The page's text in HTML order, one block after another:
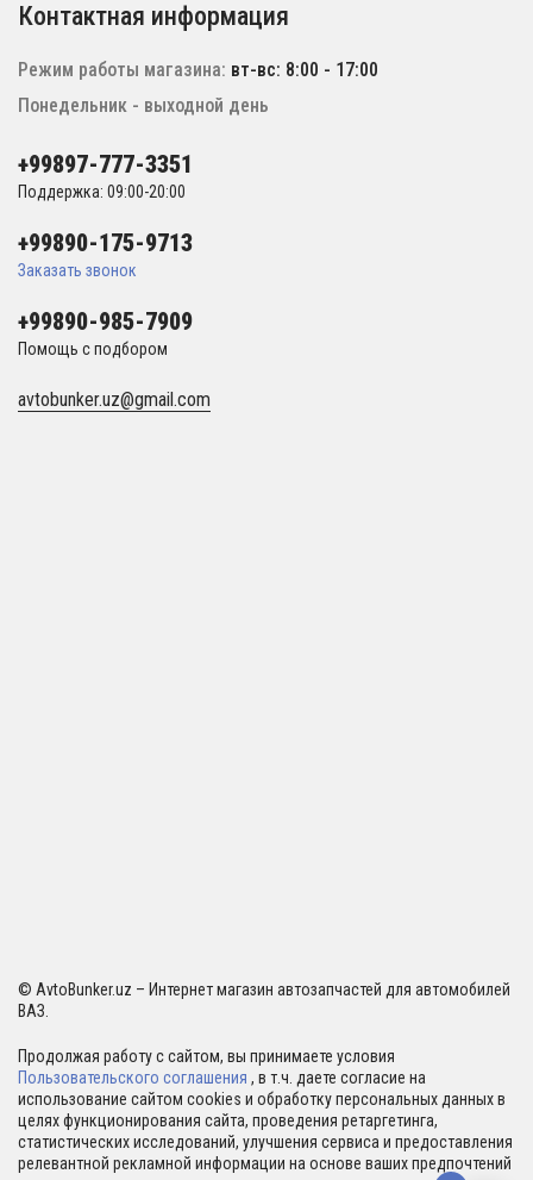
Контактная информация
Режим работы магазина: вт-вс: 8:00 - 17:00
Понедельник - выходной день
+99897-777-3351
Поддержка: 09:00-20:00
+99890-175-9713
Заказать звонок
+99890-985-7909
Помощь с подбором
avtobunker.uz@gmail.com
© AvtoBunker.uz – Интернет магазин автозапчастей для автомобилей
ВАЗ.
Продолжая работу с сайтом, вы принимаете условия
Пользовательского соглашения , в т.ч. даете согласие на
использование сайтом cookies и обработку персональных данных в
целях функционирования сайта, проведения ретаргетинга,
статистических исследований, улучшения сервиса и предоставления
релевантной рекламной информации на основе ваших предпочтений